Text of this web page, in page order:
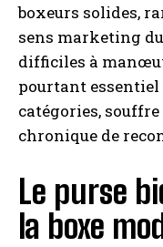
boxeurs solides,
sens marketing
difficiles à
pourtant
catégories,
chronique de
Le purse
la boxe